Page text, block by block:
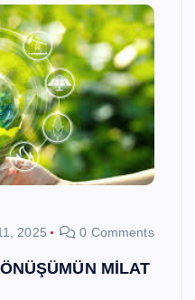
2025 0 Comments
MİLAT